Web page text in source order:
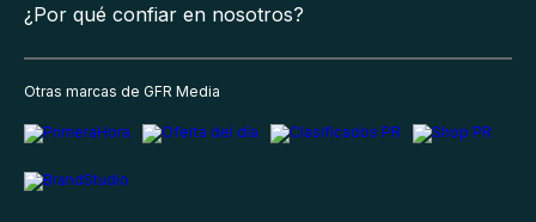
¿Por qué confiar en nosotros?
Otras marcas de GFR Media